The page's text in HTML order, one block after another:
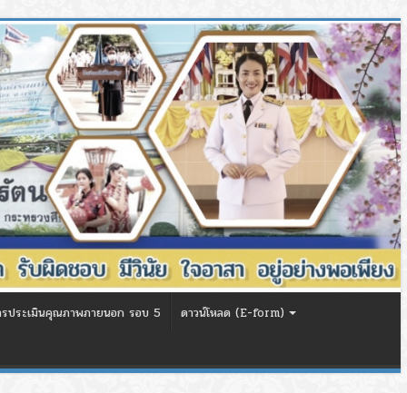
ประเมินคุณภาพภายนอก รอบ 5 ดาวน์โหลด (E-form)